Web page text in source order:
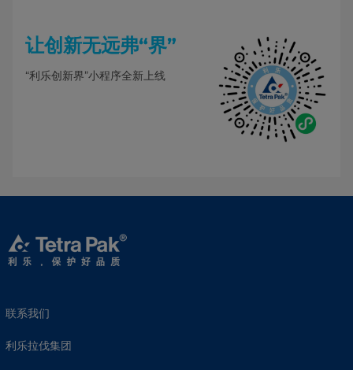
让创新无远弗“界”
“利乐创新界”小程序全新上线
联系我们
利乐拉伐集团